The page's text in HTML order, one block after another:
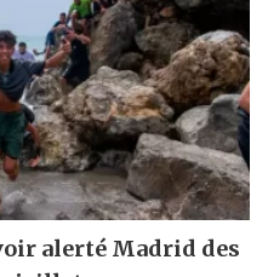
alerté Madrid des